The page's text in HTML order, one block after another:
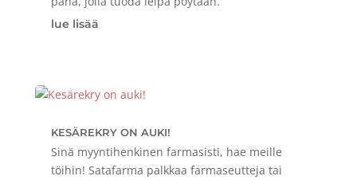
lue lisää
KESÄREKRY ON AUKI!
Sinä myyntihenkinen farmasisti, hae meille
töihin! Satafarma palkkaa farmaseutteja tai